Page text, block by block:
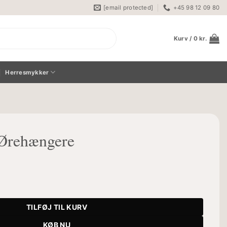
[email protected] +45 98 12 09 80
Kurv / 0kr.
Herresmykker
TILFØJ TIL KURV
KØB NU